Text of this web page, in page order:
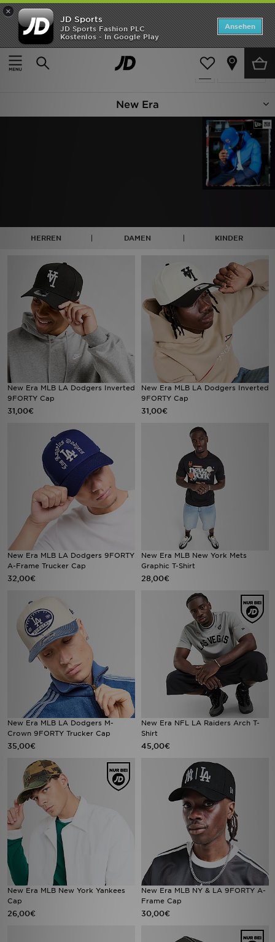
×
JD Sports
JD Sports Fashion PLC
Kostenlos - In Google Play
Ansehen
Startseite
New Era
verfeinern
89 Produkte
New Era
HERREN DAMEN KINDER
New Era MLB LA Dodgers Inverted
9FORTY Cap
31,00€
New Era MLB LA Dodgers Inverted
9FORTY Cap
31,00€
New Era MLB LA Dodgers 9FORTY
A-Frame Trucker Cap
32,00€
New Era MLB New York Mets
Graphic T-Shirt
28,00€
New Era MLB LA Dodgers M-
Crown 9FORTY Trucker Cap
35,00€
New Era NFL LA Raiders Arch T-
Shirt
45,00€
New Era MLB New York Yankees
Cap
26,00€
New Era MLB NY & LA 9FORTY A-
Frame Cap
30,00€
Startseite
ANGEBOTE
Fußball
Sport
Lade Die APP
Geschenkkarte
Filialfinder
Mein JD
Meine Nachrichten
Bestellverfolgung
Hilfe & Kontakt
Trending Styles